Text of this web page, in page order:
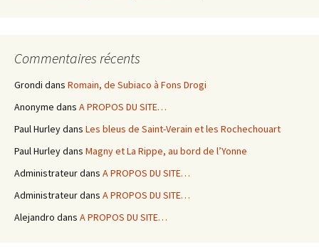
Commentaires récents
Grondi dans Romain, de Subiaco à Fons Drogi
Anonyme dans A PROPOS DU SITE…
Paul Hurleydans Les bleus de Saint-Verain et les Rochechouart
Paul Hurleydans Magny et La Rippe, au bord de l’Yonne
Administrateurdans A PROPOS DU SITE…
Administrateurdans A PROPOS DU SITE…
Alejandro dans A PROPOS DU SITE…